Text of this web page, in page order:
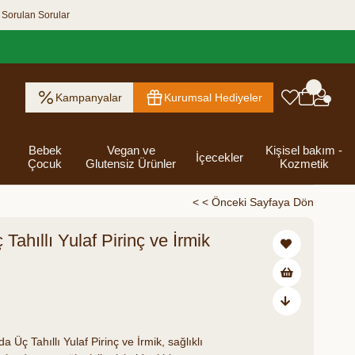
Sorulan Sorular
Kampanyalar Kurumsal Hediyeler
Tebrik Hediye
Baharatlar
Bebek
Çocuk
Vegan ve
Glutensiz Ürünler
İçecekler
Kişisel bakım -
Kozmetik
< < Önceki Sayfaya Dön
Yulaf Pirinç ve İrmik
Üç Tahıllı Yulaf Pirinç ve İrmik, sağlıklı